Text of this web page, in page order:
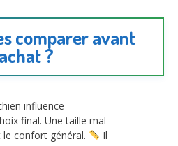
comparer avant
?
influence
final. Une taille mal
confort général.
Il